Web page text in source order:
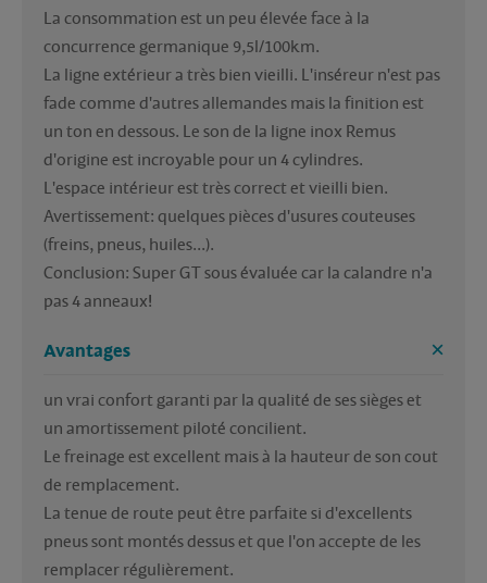
La consommation est un peu élevée face à la
concurrence germanique 9,5l/100km.
La ligne extérieur a très bien vieilli. L'inséreur n'est pas
fade comme d'autres allemandes mais la finition est
un ton en dessous. Le son de la ligne inox Remus
d'origine est incroyable pour un 4 cylindres.
L'espace intérieur est très correct et vieilli bien.
Avertissement: quelques pièces d'usures couteuses
(freins, pneus, huiles...).
Conclusion: Super GT sous évaluée car la calandre n'a
pas 4 anneaux!
Avantages
un vrai confort garanti par la qualité de ses sièges et
un amortissement piloté concilient.
Le freinage est excellent mais à la hauteur de son cout
de remplacement.
La tenue de route peut être parfaite si d'excellents
pneus sont montés dessus et que l'on accepte de les
remplacer régulièrement.